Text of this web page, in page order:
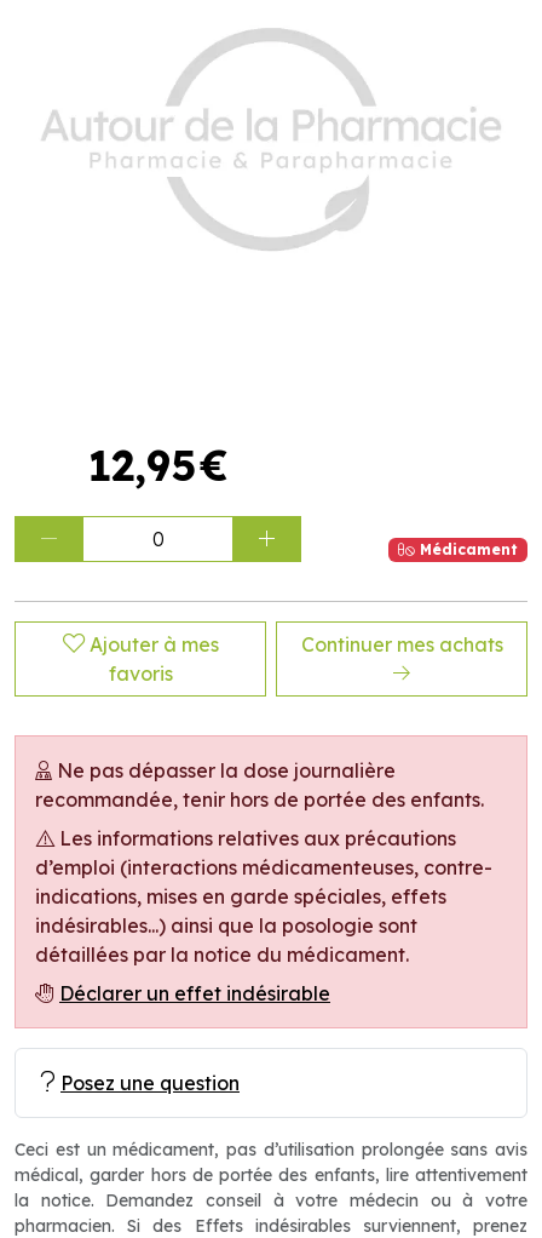
12,95€
0 Médicament
Ajouter à mes
favoris
Continuer mes achats
Ne pas dépasser la dose journalière
recommandée, tenir hors de portée des enfants.
Les informations relatives aux précautions
d’emploi (interactions médicamenteuses, contre-
indications, mises en garde spéciales, effets
indésirables...) ainsi que la posologie sont
détaillées par la notice du médicament.
Déclarer un effet indésirable
Posez une question
Ceci est un médicament, pas d’utilisation prolongée sans avis
médical, garder hors de portée des enfants, lire attentivement
la notice. Demandez conseil à votre médecin ou à votre
pharmacien. Si des Effets indésirables surviennent, prenez